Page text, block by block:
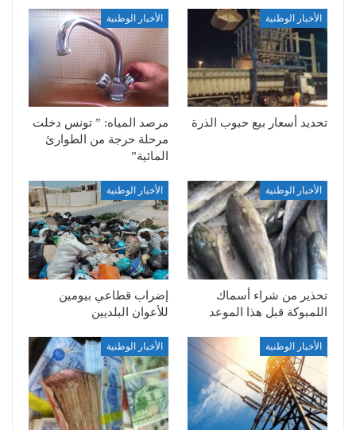
الأخبار الوطنية
تحديد أسعار بيع حبوب الذرة
الأخبار الوطنية
مرصد المياه: ” تونس دخلت
مرحلة حرجة من الطوارئ
المائية”
الأخبار الوطنية
تحذير من شراء أسماك
اللمبوكة قبل هذا الموعد
الأخبار الوطنية
إضراب قطاعي بيومين
للأعوان البلديين
الأخبار الوطنية الأخبار الوطنية